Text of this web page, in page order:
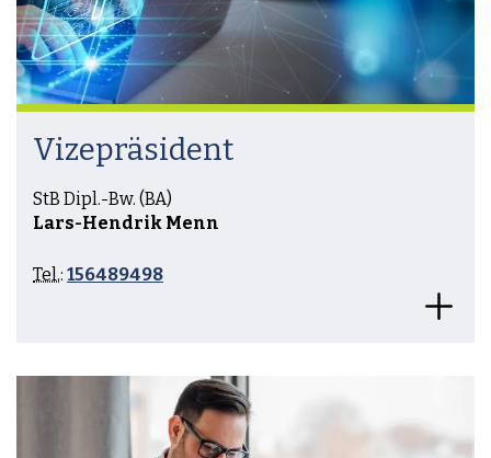
Vizepräsident
StB Dipl.-Bw. (BA)
Lars-Hendrik Menn
Tel.: 156489498